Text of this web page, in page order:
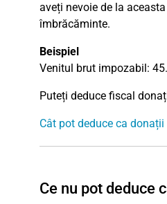
aveți nevoie de la
îmbrăcăminte.
Beispiel
Venitul brut impozabil:
Puteți deduce fiscal
Cât pot deduce ca
Ce nu pot deduce